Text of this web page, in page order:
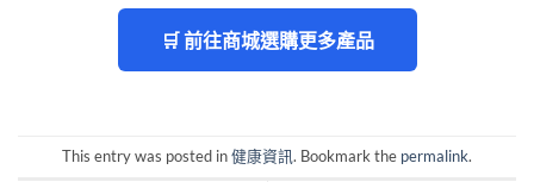
🛒 前往商城選購更多產品
This entry was posted in健康資訊. Bookmark the permalink.